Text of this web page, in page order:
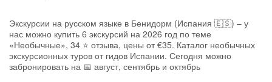
Экскурсии на русском языке в Бенидорм (Испания 🇪🇸) – у
нас можно купить 6 экскурсий на 2026 год по теме
«Необычные», 34 ⭐ отзыва, цены от €35. Каталог необычных
экскурсионных туров от гидов Испании. Сегодня можно
забронировать на 📅 август, сентябрь и октябрь